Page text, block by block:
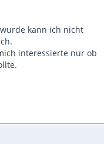
kann ich nicht
interessierte nur ob